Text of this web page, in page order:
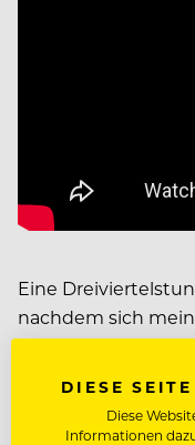
Eine
nachdem sich
Spa-Session nach
DIESE
Diese
Informationen